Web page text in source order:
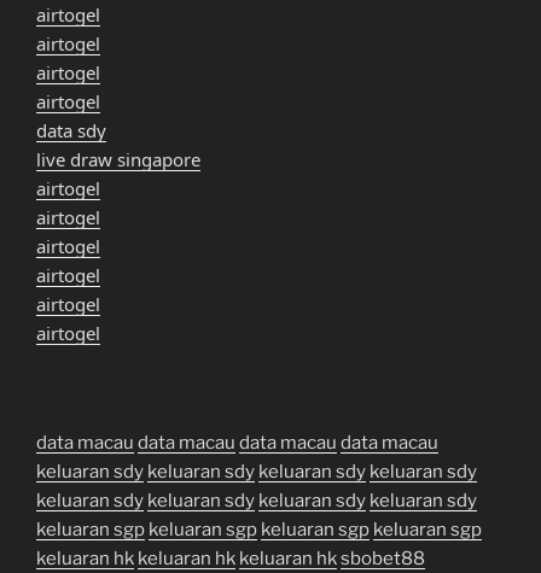
airtogel
airtogel
airtogel
airtogel
data sdy
live draw singapore
airtogel
airtogel
airtogel
airtogel
airtogel
airtogel
data macau data macau data macau data macau
keluaran sdy keluaran sdy keluaran sdy keluaran sdy
keluaran sdy keluaran sdy keluaran sdy keluaran sdy
keluaran sgp keluaran sgp keluaran sgp keluaran sgp
keluaran hk keluaran hk keluaran hksbobet88